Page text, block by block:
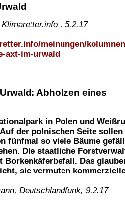
, 5.2.17
meinungen/
axt-im-urwald
Abholzen eines
in Polen und
der polnischen Seite sollen
fünfmal so viele Bäume
Die staatliche
Borkenkäferbefall. Das
sie vermuten
Deutschlandfunk, 9.2.17